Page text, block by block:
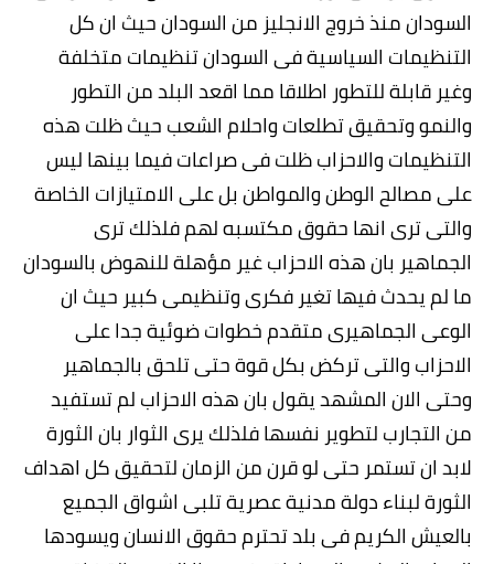
السودان منذ خروج الانجليز من السودان حيث ان كل
التنظيمات السياسية فى السودان تنظيمات متخلفة
وغير قابلة للتطور اطلاقا مما اقعد البلد من التطور
والنمو وتحقيق تطلعات واحلام الشعب حيث ظلت هذه
التنظيمات والاحزاب ظلت فى صراعات فيما بينها ليس
على مصالح الوطن والمواطن بل على الامتيازات الخاصة
والتى ترى انها حقوق مكتسبه لهم فلذلك ترى
الجماهير بان هذه الاحزاب غير مؤهلة للنهوض بالسودان
ما لم يحدث فيها تغير فكرى وتنظيمى كبير حيث ان
الوعى الجماهيرى متقدم خطوات ضوئية جدا على
الاحزاب والتى تركض بكل قوة حتى تلحق بالجماهير
وحتى الان المشهد يقول بان هذه الاحزاب لم تستفيد
من التجارب لتطوير نفسها فلذلك يرى الثوار بان الثورة
لابد ان تستمر حتى لو قرن من الزمان لتحقيق كل اهداف
الثورة لبناء دولة مدنية عصرية تلبى اشواق الجميع
بالعيش الكريم فى بلد تحترم حقوق الانسان ويسودها